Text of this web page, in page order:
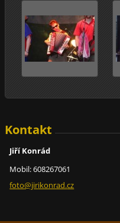
Kontakt
Jiří Konrád
Mobil: 608267061
foto@jirikonrad.cz